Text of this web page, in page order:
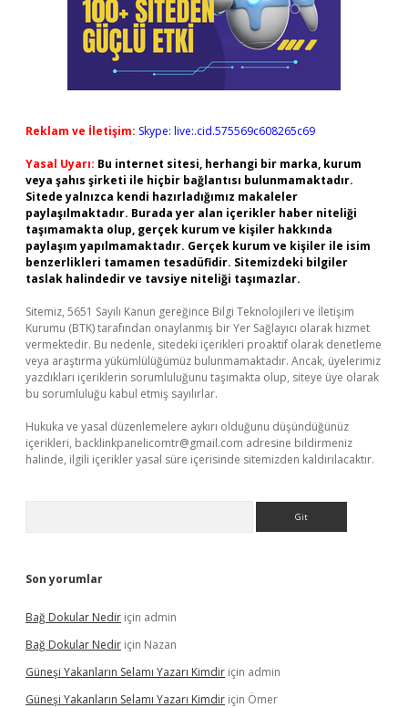
Reklam ve İletişim: Skype: live:.cid.575569c608265c69
Yasal Uyarı: Bu internet sitesi, herhangi bir marka, kurum
veya şahıs şirketi ile hiçbir bağlantısı bulunmamaktadır.
Sitede yalnızca kendi hazırladığımız makaleler
paylaşılmaktadır. Burada yer alan içerikler haber niteliği
taşımamakta olup, gerçek kurum ve kişiler hakkında
paylaşım yapılmamaktadır. Gerçek kurum ve kişiler ile isim
benzerlikleri tamamen tesadüfidir. Sitemizdeki bilgiler
taslak halindedir ve tavsiye niteliği taşımazlar.
Sitemiz, 5651 Sayılı Kanun gereğince Bilgi Teknolojileri ve İletişim
Kurumu (BTK) tarafından onaylanmış bir Yer Sağlayıcı olarak hizmet
vermektedir. Bu nedenle, sitedeki içerikleri proaktif olarak denetleme
veya araştırma yükümlülüğümüz bulunmamaktadır. Ancak, üyelerimiz
yazdıkları içeriklerin sorumluluğunu taşımakta olup, siteye üye olarak
bu sorumluluğu kabul etmiş sayılırlar.
Hukuka ve yasal düzenlemelere aykırı olduğunu düşündüğünüz
içerikleri, backlinkpanelicomtr@gmail.com adresine bildirmeniz
halinde, ilgili içerikler yasal süre içerisinde sitemizden kaldırılacaktır.
Son yorumlar
Bağ Dokular Nedir için admin
Bağ Dokular Nedir için Nazan
Güneşi Yakanların Selamı Yazarı Kimdir için admin
Güneşi Yakanların Selamı Yazarı Kimdir için Ömer